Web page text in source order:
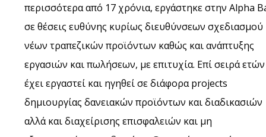
περισσότερα από 17 χρόνια, εργάστηκε στην Alpha
σε θέσεις ευθύνης κυρίως διευθύνσεων σχεδιασμού
νέων τραπεζικών προϊόντων καθώς και ανάπτυξης
εργασιών και πωλήσεων, με επιτυχία. Επί σειρά ετών
έχει εργαστεί και ηγηθεί σε διάφορα projects
δημιουργίας δανειακών προϊόντων και διαδικασιών
αλλά και διαχείρισης επισφαλειών και μη